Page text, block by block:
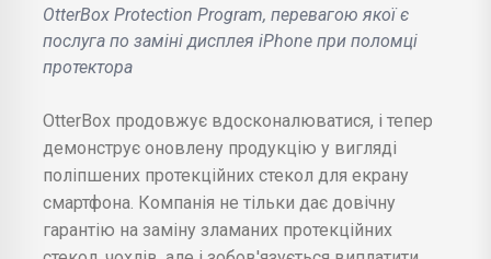
OtterBox Protection Program, перевагою якої є
послуга по заміні дисплея iPhone при поломці
протектора
OtterBox продовжує вдосконалюватися, і тепер
демонструє оновлену продукцію у вигляді
поліпшених протекційних стекол для екрану
смартфона. Компанія не тільки дає довічну
гарантію на заміну зламаних протекційних